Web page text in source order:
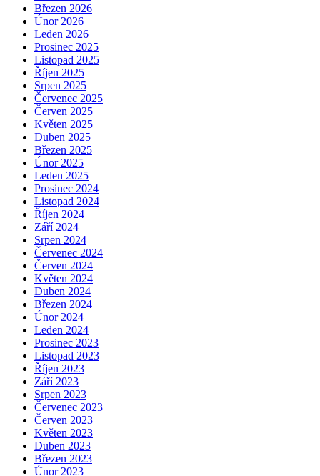
Březen 2026
Únor 2026
Leden 2026
Prosinec 2025
Listopad 2025
Říjen 2025
Srpen 2025
Červenec 2025
Červen 2025
Květen 2025
Duben 2025
Březen 2025
Únor 2025
Leden 2025
Prosinec 2024
Listopad 2024
Říjen 2024
Září 2024
Srpen 2024
Červenec 2024
Červen 2024
Květen 2024
Duben 2024
Březen 2024
Únor 2024
Leden 2024
Prosinec 2023
Listopad 2023
Říjen 2023
Září 2023
Srpen 2023
Červenec 2023
Červen 2023
Květen 2023
Duben 2023
Březen 2023
Únor 2023